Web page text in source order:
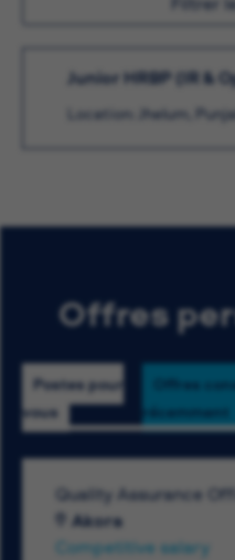
Junior HRBP (IR &
Location: Jhelum,
Offres
Postes pour
vous
Offres
récemment
Quality Assurance
Akora
Competitive salary